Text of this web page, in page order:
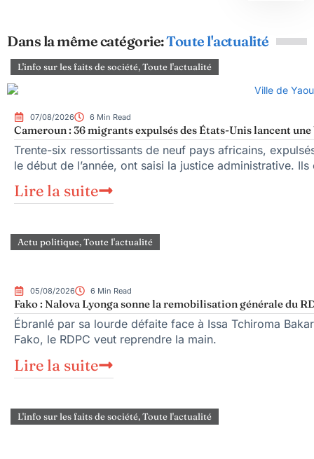
Dans la même catégorie:Toute l'actualité
L'info sur les faits de société,Toute l'actualité
07/08/2026 6 Min Read
Cameroun : 36 migrants expulsés des États-Unis lancent
Trente-six ressortissants de neuf pays africains,
le début de l’année, ont saisi la justice administrative. Ils
Lire la suite
Actu politique,Toute l'actualité
05/08/2026 6 Min Read
Fako : Nalova Lyonga sonne la remobilisation générale du
Ébranlé par sa lourde défaite face à Issa Tchiroma
Fako, le RDPC veut reprendre la main.
Lire la suite
L'info sur les faits de société,Toute l'actualité